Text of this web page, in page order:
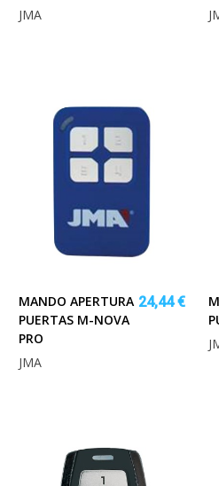
JMA
MANDO APERTURA
PUERTAS M-NOVA
PRO
24,44 €
JMA